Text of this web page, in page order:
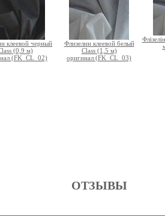
клеевой черный
(0,9 м)
(FK_CL_02)
Флизелин клеевой белый
Class (1,5 м)
оригинал (FK_CL_03)
ОТЗЫВЫ